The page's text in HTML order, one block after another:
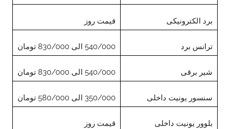
قیمت روز برد الکترونیکی
540/000 الی 830/000 تومان ترانس برد
540/000 الی 830/000 تومان شیر برقی
350/000 الی 580/000 تومان سنسور یونیت داخلی
قیمت روز بلوور یونیت داخلی